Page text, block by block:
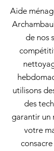
Aide
de nos
utilisons
des
garantir un
votre